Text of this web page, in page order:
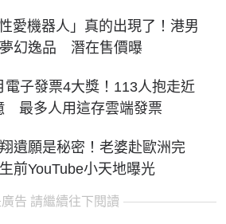
性愛機器人」真的出現了！港男
幻逸品 潛在售價曝
電子發票4大獎！113人抱走近
最多人用這存雲端發票
遺願是秘密！老婆赴歐洲完
前YouTube小天地曝光
告 請繼續往下閱讀